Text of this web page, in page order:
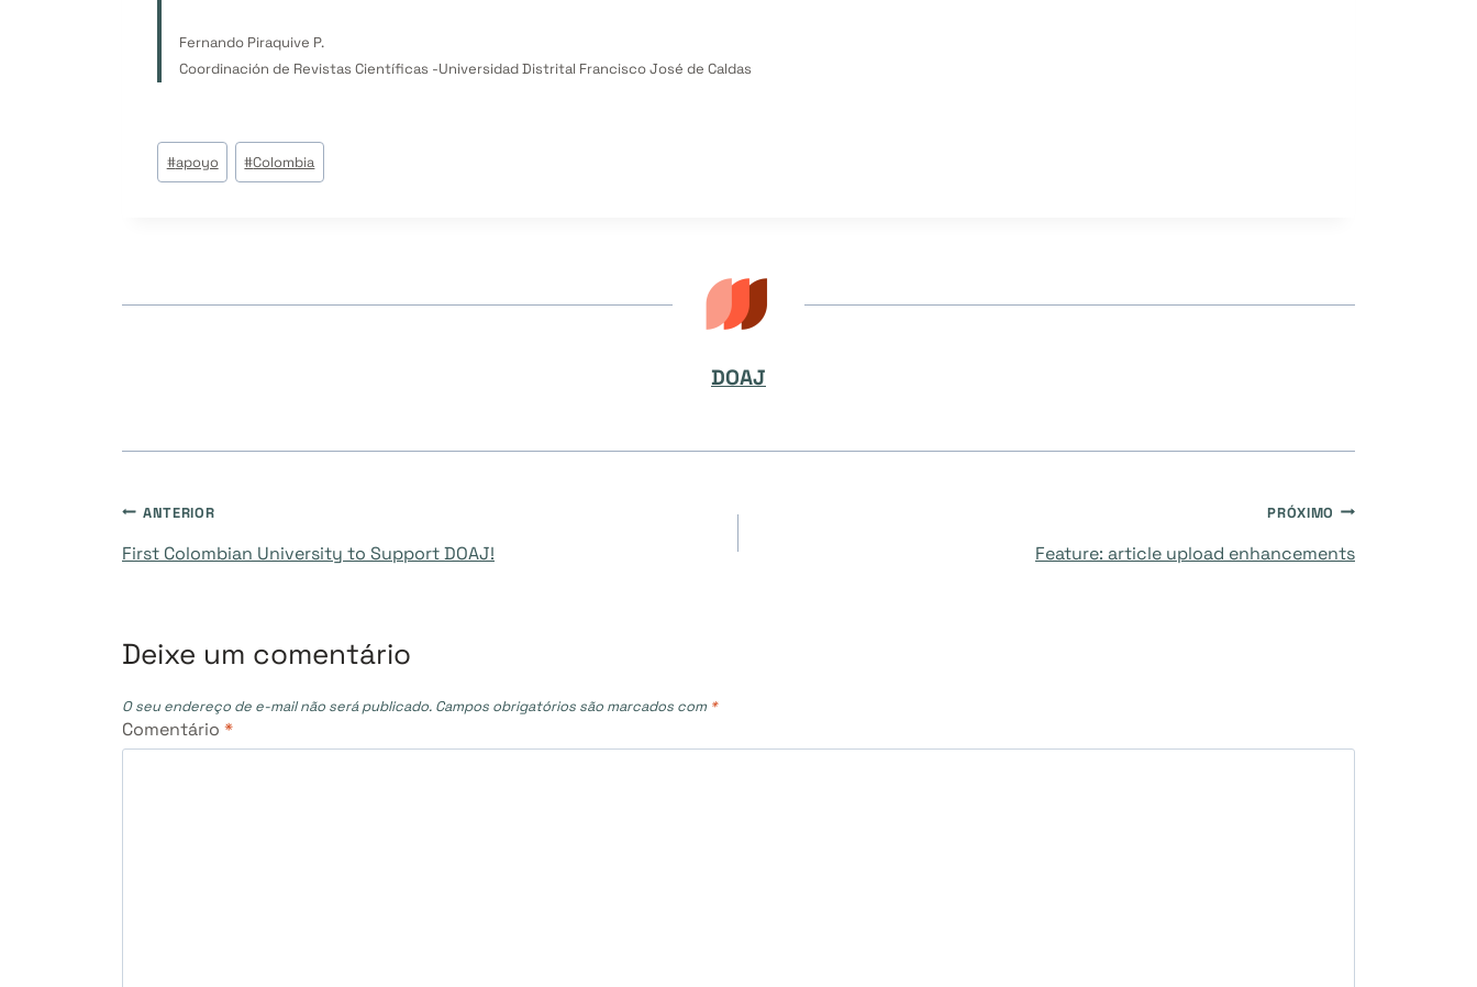
Fernando Piraquive P.
Coordinación de Revistas Científicas -Universidad Distrital Francisco José de Caldas
Tags
do
#apoyo #Colombia
DOAJ
Navegação
Post
ANTERIOR
First Colombian University to Support DOAJ!
PRÓXIMO
Feature: article upload enhancements
Deixe um comentário
O seu endereço de e-mail não será publicado. Campos obrigatórios são marcados com *
Comentário *